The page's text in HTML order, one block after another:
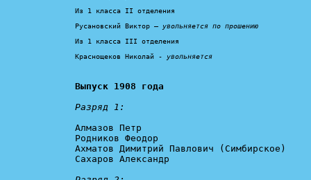
Из 1 класса II отделения
Русановский Виктор – увольняется по прошению
Из 1 класса III отделения
Краснощеков Николай - увольняется
Выпуск 1908 года
Разряд 1:
Алмазов Петр
Родников Феодор
Ахматов Димитрий Павлович (Симбирское)
Сахаров Александр